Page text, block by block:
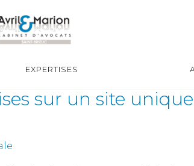
EXPERTISES
sur un site